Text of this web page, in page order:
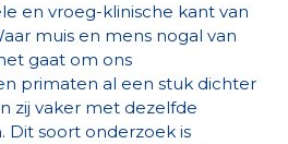
en vroeg-klinische kant van
muis en mens nogal van
gaat om ons
primaten al een stuk dichter
zij vaker met dezelfde
Dit soort onderzoek is